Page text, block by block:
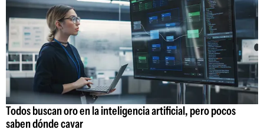
Todos buscan oro en la inteligencia artificial, pero pocos
saben dónde cavar